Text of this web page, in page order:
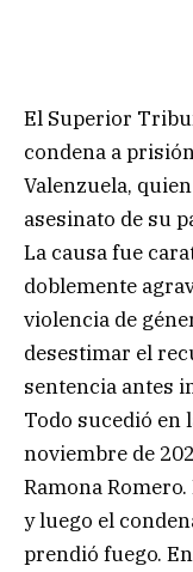
El Superior
condena a
Valenzuela,
asesinato de su
La causa fue
doblemente
violencia de
desestimar el
sentencia antes
Todo sucedió en
noviembre de
Ramona
y luego el
prendió fuego.